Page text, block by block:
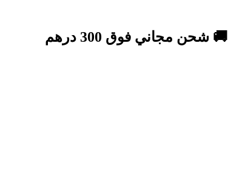
🚚 شحن مجاني فوق 300 درهم